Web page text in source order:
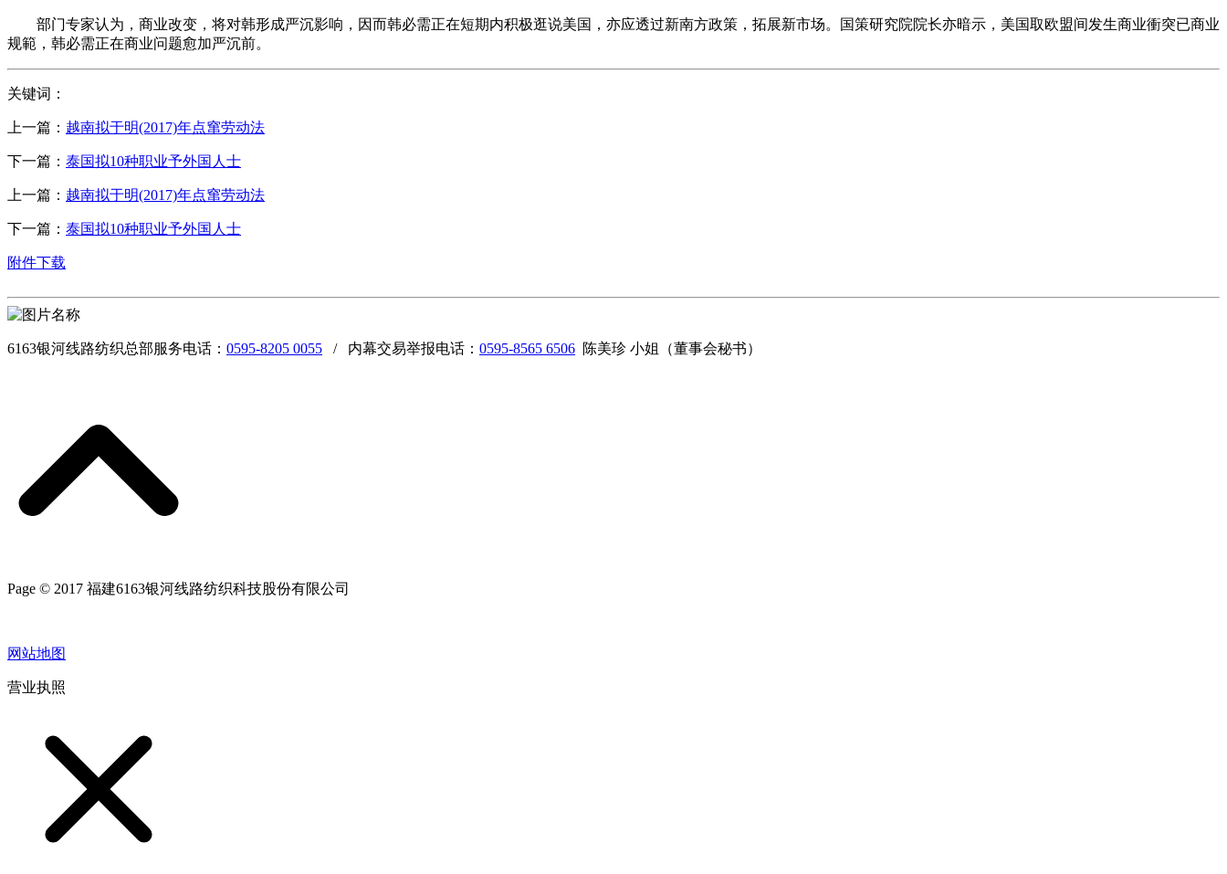
部门专家认为，商业改变，将对韩形成严沉影响，因而韩必需正在短期内积极逛说美国，亦应透过新南方政策，拓展新市场。国策研究院院长亦暗示，美国取欧盟间发生商业衝突已商业
规範，韩必需正在商业问题愈加严沉前。
关键词：
上一篇： 越南拟于明(2017)年点窜劳动法
下一篇： 泰国拟10种职业予外国人士
上一篇： 越南拟于明(2017)年点窜劳动法
下一篇： 泰国拟10种职业予外国人士
附件下载
6163银河线路纺织总部服务电话： 0595-8205 0055 / 内幕交易举报电话： 0595-8565 6506 陈美珍 小姐（董事会秘书）
Page © 2017 福建6163银河线路纺织科技股份有限公司
网站地图
营业执照